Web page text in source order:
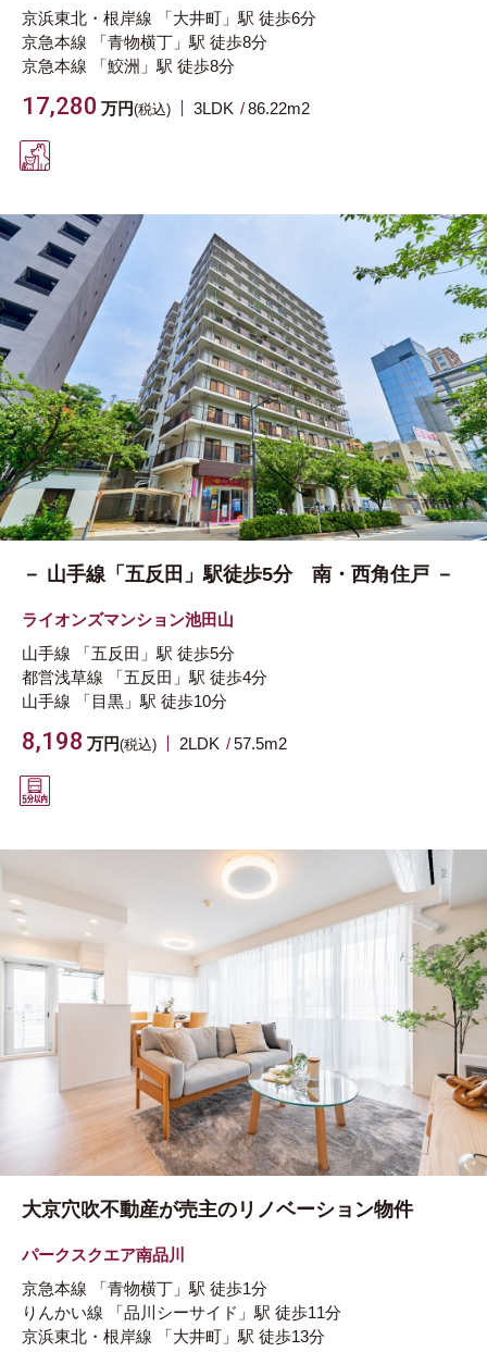
京浜東北・根岸線
「大井町」駅 徒歩6分
京急本線
「青物横丁」駅 徒歩8分
京急本線
「鮫洲」駅 徒歩8分
17,280 万円(税込) 3LDK 86.22m2
－ 山手線「五反田」駅徒歩5分 南・西角住戸 －
ライオンズマンション池田山
山手線
「五反田」駅 徒歩5分
都営浅草線
「五反田」駅 徒歩4分
山手線
「目黒」駅 徒歩10分
8,198 万円(税込) 2LDK 57.5m2
大京穴吹不動産が売主のリノベーション物件
パークスクエア南品川
京急本線
「青物横丁」駅 徒歩1分
りんかい線
「品川シーサイド」駅 徒歩11分
京浜東北・根岸線
「大井町」駅 徒歩13分